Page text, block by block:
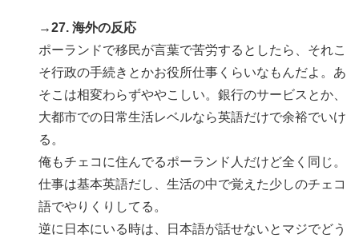
→27. 海外の反応
ポーランドで移民が言葉で苦労するとしたら、それこ
そ行政の手続きとかお役所仕事くらいなもんだよ。あ
そこは相変わらずややこしい。銀行のサービスとか、
大都市での日常生活レベルなら英語だけで余裕でいけ
る。
俺もチェコに住んでるポーランド人だけど全く同じ。
仕事は基本英語だし、生活の中で覚えた少しのチェコ
語でやりくりしてる。
逆に日本にいる時は、日本語が話せないとマジでどう